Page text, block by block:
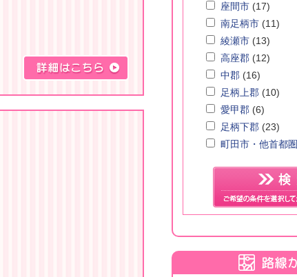
座間市 (17)
南足柄市 (11)
綾瀬市 (13)
高座郡 (12)
中郡 (16)
足柄上郡 (10)
愛甲郡 (6)
足柄下郡 (23)
町田市・他首都圏